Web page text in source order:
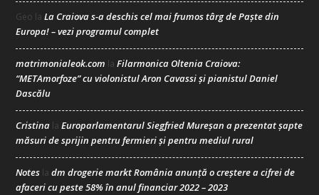
Geo la La Craiova s-a deschis cel mai frumos târg de Paște din
Europa! – vezi programul complet
matrimonialeok.com la Filarmonica Oltenia Craiova:
“METAmorfoze” cu violonistul Aron Cavassi și pianistul Daniel
Dascălu
Cristina la Europarlamentarul Siegfried Mureșan a prezentat șapte
măsuri de sprijin pentru fermieri și pentru mediul rural
Notes la dm drogerie markt România anunță o creștere a cifrei de
afaceri cu peste 58% în anul financiar 2022 – 2023